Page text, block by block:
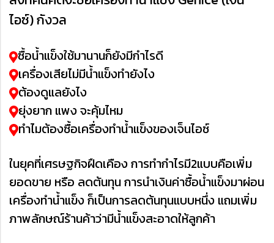
ไอซ์) กังวล
ซื้อน้ำแข็งใช้มานานก็ยังมีกำไรดี
เครื่องเสียไม่มีน้ำแข็งทำยังไง
ต้องดูแลยังไง
ยุ่งยาก แพง จะคุ้มไหม
ทำไมต้องซื้อเครื่องทำน้ำแข็งของเจ็นไอซ์
ในยุคที่เศรษฐกิจฝืดเคือง การทำกำไรมี2แบบคือเพิ่ม
ยอดขาย หรือ ลดต้นทุน การนำเงินค่าซื้อน้ำแข็งมาผ่อน
เครื่องทำน้ำแข็ง ก็เป็นการลดต้นทุนแบบหนึ่ง แถมเพิ่ม
ภาพลักษณ์ร้านค้าว่ามีน้ำแข็งสะอาดให้ลูกค้า